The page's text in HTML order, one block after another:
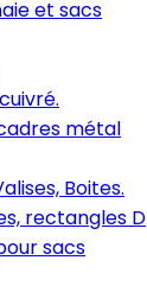
et sacs
métal
Boites.
rectangles D
sacs